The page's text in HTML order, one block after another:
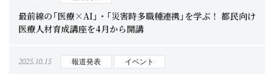
最前線の「医療×AI」・「災害時多職種連携」を学ぶ！ 都民向け
医療人材育成講座を4月から開講
2025.10.15 報道発表 イベント